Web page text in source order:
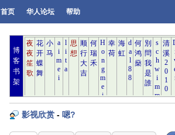
首页 华人论坛 帮助
博
客
书
架
影视欣赏 - 嗯?